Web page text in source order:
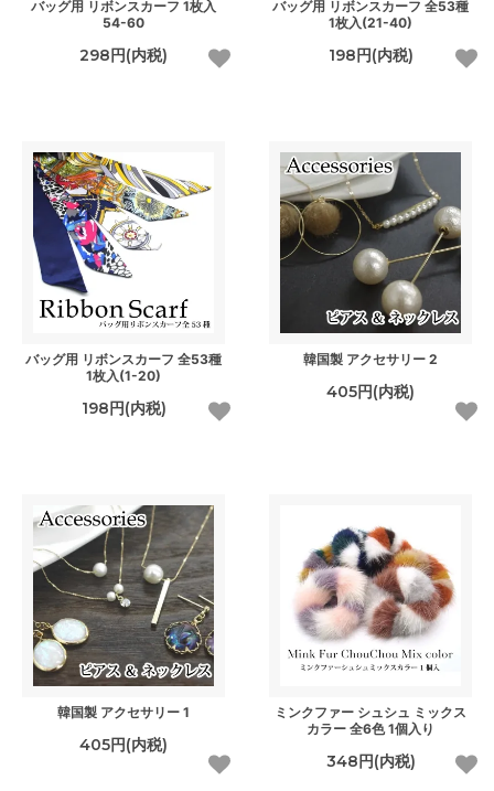
バッグ用 リボンスカーフ 1枚入
54-60
298円(内税)
バッグ用 リボンスカーフ 全53種
1枚入(21-40)
198円(内税)
バッグ用 リボンスカーフ 全53種
1枚入(1-20)
198円(内税)
韓国製 アクセサリー 2
405円(内税)
韓国製 アクセサリー 1
405円(内税)
ミンクファー シュシュ ミックス
カラー 全6色 1個入り
348円(内税)